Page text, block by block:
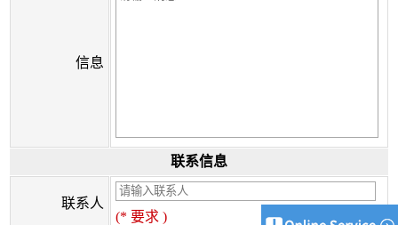
信息
联系信息
联系人
(* 要求 )